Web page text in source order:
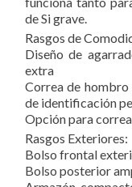
de Si grave.
Rasgos de
Diseño de
extra
Correa de
de identificación
Opción para
Rasgos Exteriores:
Bolso frontal
Bolso posterior